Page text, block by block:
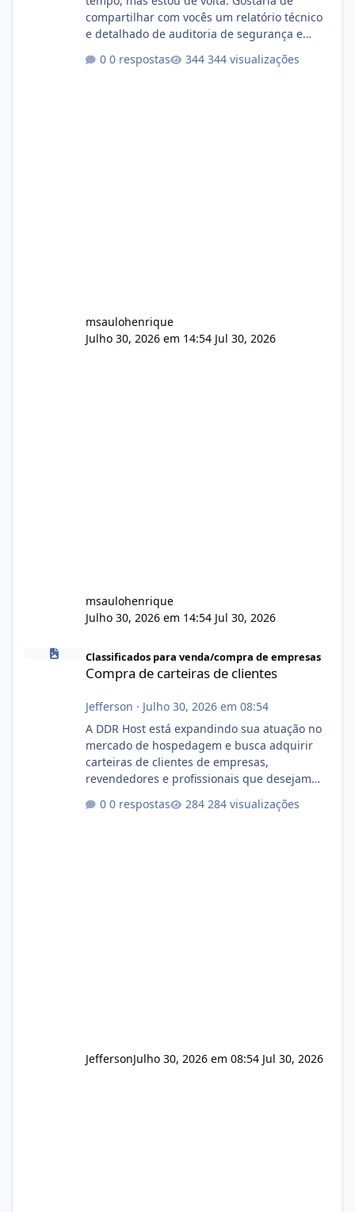
compartilhar com vocês um relatório técnico
e detalhado de auditoria de segurança e
atualmente em circulação e comercialização
0 respostas 344 visualizações
msaulohenrique
Julho 30, 2026 em 14:54 Jul 30, 2026
msaulohenrique
Julho 30, 2026 em 14:54 Jul 30, 2026
Compra de carteiras de clientes
Classificados para venda/compra de empresas
Compra de carteiras de clientes
Jefferson · Julho 30, 2026 em 08:54
A DDR Host está expandindo sua atuação no
mercado de hospedagem e busca adquirir
carteiras de clientes de empresas,
revendedores e profissionais que desejam
operação. Se você possui clientes ativos de
0 respostas 284 visualizações
JeffersonJulho 30, 2026 em 08:54 Jul 30, 2026